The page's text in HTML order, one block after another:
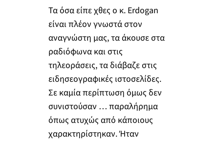
Τα όσα είπε χθες ο κ. Erdogan
είναι πλέον γνωστά στον
αναγνώστη μας, τα άκουσε στα
ραδιόφωνα και στις
τηλεοράσεις, τα διάβαζε στις
ειδησεογραφικές ιστοσελίδες.
Σε καμία περίπτωση όμως δεν
συνιστούσαν … παραλήρημα
όπως ατυχώς από κάποιους
χαρακτηρίστηκαν. Ήταν